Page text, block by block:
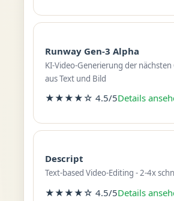
Runway Gen-3 Alpha
KI-Video-Generierung der
aus Text und Bild
★★★★☆ 4.5/5Details
Descript
Text-based Video-Editing - 2-4x
★★★★☆ 4.5/5Details